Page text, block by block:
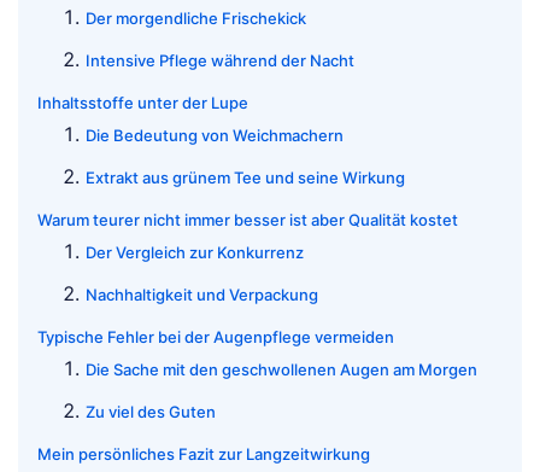
Der morgendliche Frischekick
Intensive Pflege während der Nacht
Inhaltsstoffe unter der Lupe
Die Bedeutung von Weichmachern
Extrakt aus grünem Tee und seine Wirkung
Warum teurer nicht immer besser ist aber Qualität kostet
Der Vergleich zur Konkurrenz
Nachhaltigkeit und Verpackung
Typische Fehler bei der Augenpflege vermeiden
Die Sache mit den geschwollenen Augen am Morgen
Zu viel des Guten
Mein persönliches Fazit zur Langzeitwirkung